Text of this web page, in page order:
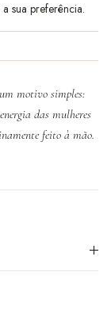
sua preferência.
motivo simples:
das mulheres
feito à mão.